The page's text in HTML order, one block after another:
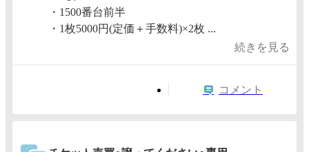
・1500番台前半
・1枚5000円(定価＋手数料)×2枚 ...
続きを見る
コメント